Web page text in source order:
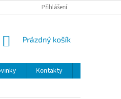
Přihlášení
NÁKUPNÍ
Prázdný košík
Kontakty